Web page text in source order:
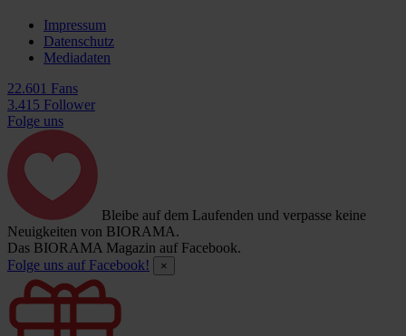
Impressum
Datenschutz
Mediadaten
22.601 Fans
3.415 Follower
Folge uns
Bleibe auf dem Laufenden und verpasse keine
Neuigkeiten von BIORAMA.
Das BIORAMA Magazin auf Facebook.
Folge uns auf Facebook!
×